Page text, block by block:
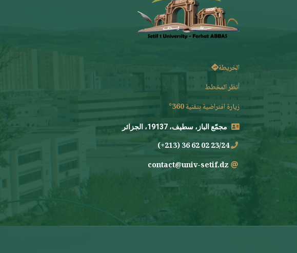
الخريطة
أنظر المخطط
زيارة افتراضية بتقنية 360°
مجمّع الباز، سطيف، 19137، الجزائر
23/24 02 62 36 (213+)
contact@univ-setif.dz